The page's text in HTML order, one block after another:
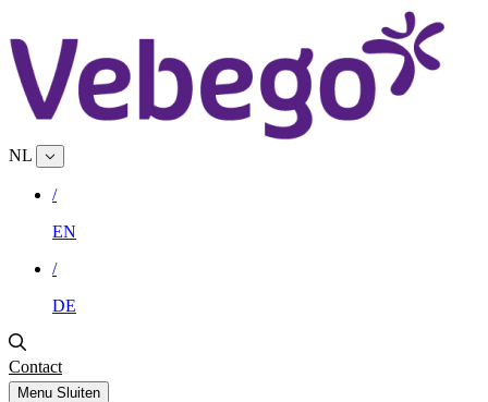
NL
/
EN
/
DE
Contact
Menu Sluiten